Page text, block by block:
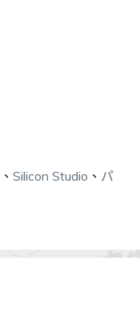
、 Silicon Studio 、 パ